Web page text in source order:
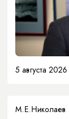
5 августа
М.Е.Николаев